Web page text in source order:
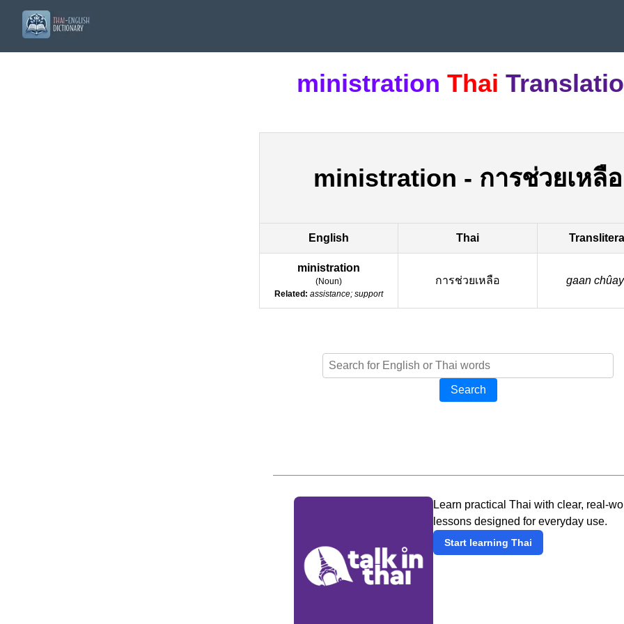
ministration Thai
ministration - การช่วยเหลือ
English Thai
ministration
(Noun)
Related: assistance; support
การช่วยเหลือ gaan
Search
Learn practical Thai with clear, real-
lessons designed for everyday use.
Start learning Thai